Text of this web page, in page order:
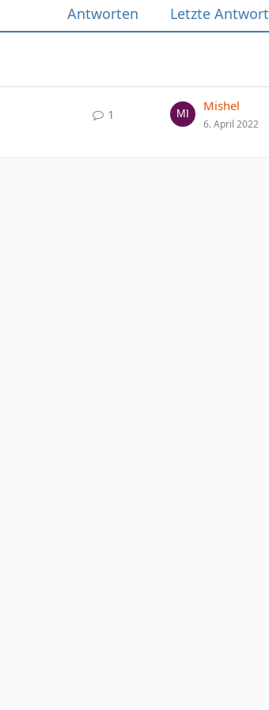
Antworten Letzte Antwort
1
Mishel
6. April 2022